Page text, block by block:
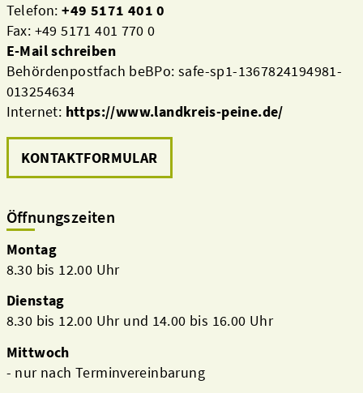
Telefon:+49 5171 401 0
Fax: +49 5171 401 770 0
E-Mail schreiben
Behördenpostfach beBPo: safe-sp1-1367824194981-
013254634
Internet: https://www.landkreis-peine.de/
KONTAKTFORMULAR
Öffnungszeiten
Montag
8.30 bis 12.00 Uhr
Dienstag
8.30 bis 12.00 Uhr und 14.00 bis 16.00 Uhr
Mittwoch
- nur nach Terminvereinbarung